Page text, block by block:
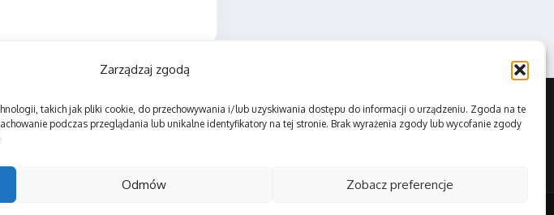
Zarządzaj zgodą
takich jak pliki cookie, do przechowywania i/lub uzyskiwania dostępu do informacji o urządzeniu. Zgoda na te
podczas przeglądania lub unikalne identyfikatory na tej stronie. Brak wyrażenia zgody lub wycofanie zgody
Odmów Zobacz preferencje